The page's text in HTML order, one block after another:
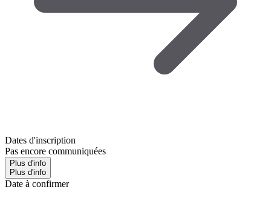
Dates d'inscription
Pas encore communiquées
Plus d'info
Plus d'info
Date à confirmer